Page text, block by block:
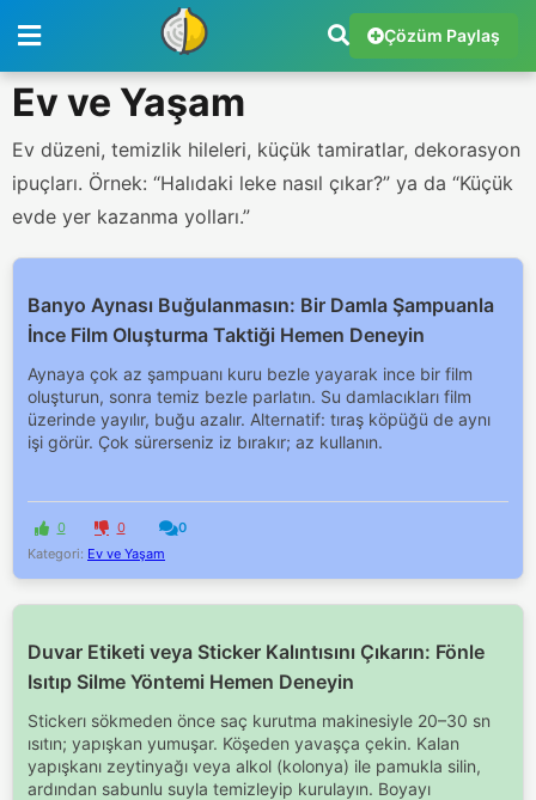
Çözüm Paylaş
Ev ve Yaşam
Ev düzeni, temizlik hileleri, küçük tamiratlar, dekorasyon
ipuçları. Örnek: “Halıdaki leke nasıl çıkar?” ya da “Küçük
evde yer kazanma yolları.”
Banyo Aynası Buğulanmasın: Bir Damla Şampuanla
İnce Film Oluşturma Taktiği Hemen Deneyin
Aynaya çok az şampuanı kuru bezle yayarak ince bir film
oluşturun, sonra temiz bezle parlatın. Su damlacıkları film
üzerinde yayılır, buğu azalır. Alternatif: tıraş köpüğü de aynı
işi görür. Çok sürerseniz iz bırakır; az kullanın.
0 0
0
Kategori: Ev ve Yaşam
Duvar Etiketi veya Sticker Kalıntısını Çıkarın: Fönle
Isıtıp Silme Yöntemi Hemen Deneyin
Stickerı sökmeden önce saç kurutma makinesiyle 20–30 sn
ısıtın; yapışkan yumuşar. Köşeden yavaşça çekin. Kalan
yapışkanı zeytinyağı veya alkol (kolonya) ile pamukla silin,
ardından sabunlu suyla temizleyip kurulayın. Boyayı